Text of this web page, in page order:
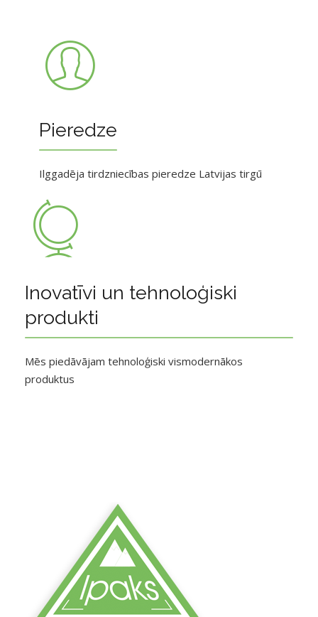
Pieredze
Ilggadēja tirdzniecības pieredze Latvijas tirgū
Inovatīvi un tehnoloģiski
produkti
Mēs piedāvājam tehnoloģiski vismodernākos
produktus